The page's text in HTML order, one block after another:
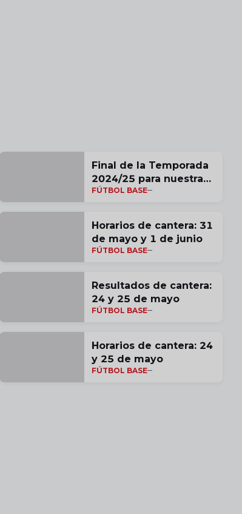
Final de la Temporada
2024/25 para nuestras
categorías inferiores
FÚTBOL BASE
Horarios de cantera: 31
de mayo y 1 de junio
FÚTBOL BASE
Resultados de cantera:
24 y 25 de mayo
FÚTBOL BASE
Horarios de cantera: 24
y 25 de mayo
FÚTBOL BASE